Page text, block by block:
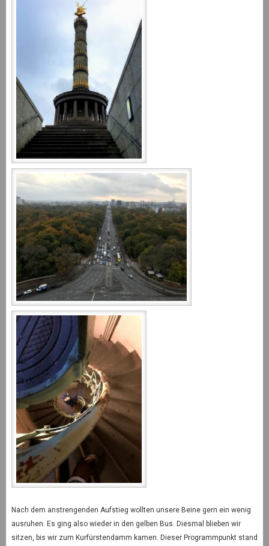
Nach dem anstrengenden Aufstieg wollten unsere Beine gern ein wenig
ausruhen. Es ging also wieder in den gelben Bus. Diesmal blieben wir
sitzen, bis wir zum Kurfürstendamm kamen. Dieser Programmpunkt stand